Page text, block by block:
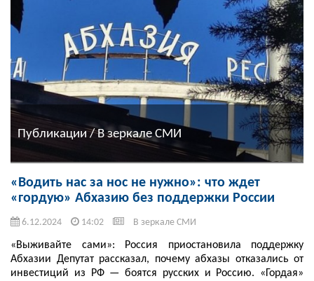
Публикации / В зеркале СМИ
«Водить нас за нос не нужно»: что ждет
«гордую» Абхазию без поддержки России
6.12.2024 14:02 В зеркале СМИ
«Выживайте сами»: Россия приостановила поддержку
Абхазии Депутат рассказал, почему абхазы отказались от
инвестиций из РФ — боятся русских и Россию. «Гордая»